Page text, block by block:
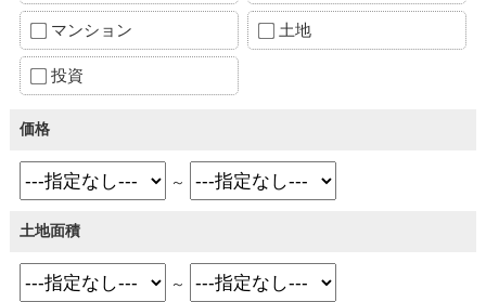
マンション 土地
投資
価格
～
土地面積
～